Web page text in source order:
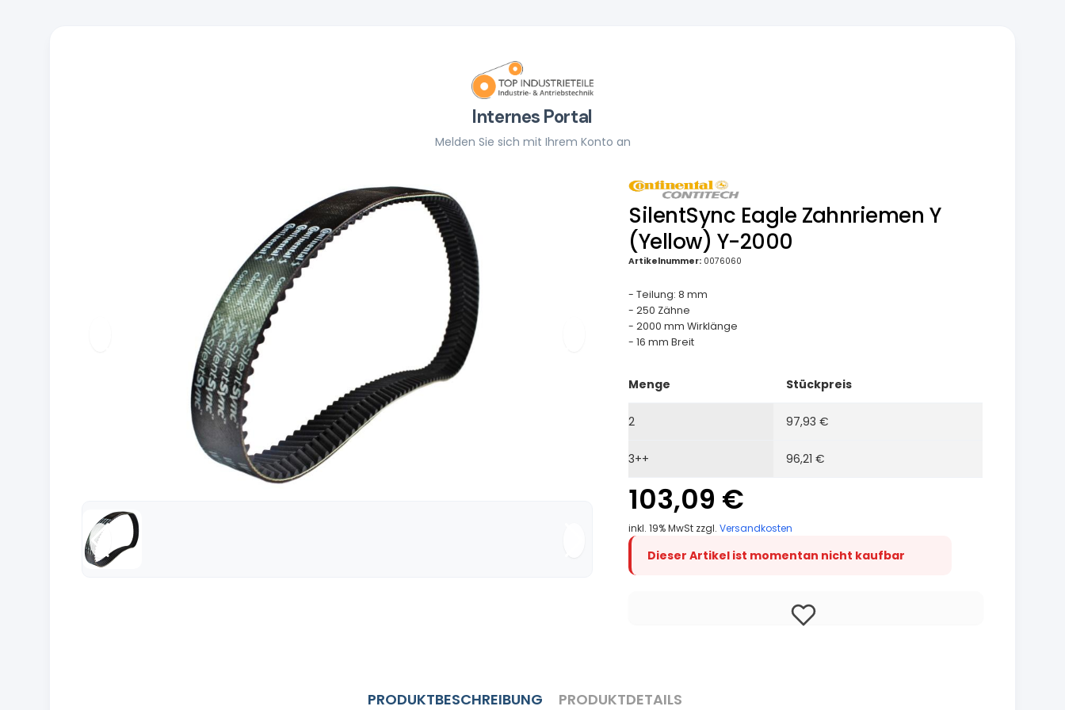
Internes Portal
Melden Sie sich mit Ihrem Konto an
SilentSync Eagle Zahnriemen Y
(Yellow) Y-2000
Artikelnummer: 0076060
- Teilung: 8 mm
- 250 Zähne
- 2000 mm Wirklänge
- 16 mm Breit
Menge Stückpreis
2 97,93 €
3++ 96,21 €
103,09 €
inkl. 19% MwSt zzgl.Versandkosten
Dieser Artikel ist momentan nicht kaufbar
PRODUKTBESCHREIBUNG PRODUKTDETAILS